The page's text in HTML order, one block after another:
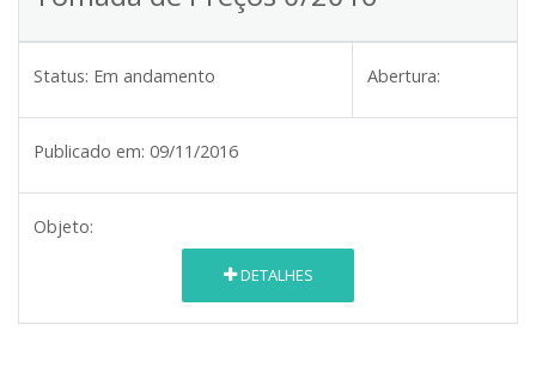
Status: Em andamento Abertura:
Publicado em: 09/11/2016
Objeto:
DETALHES